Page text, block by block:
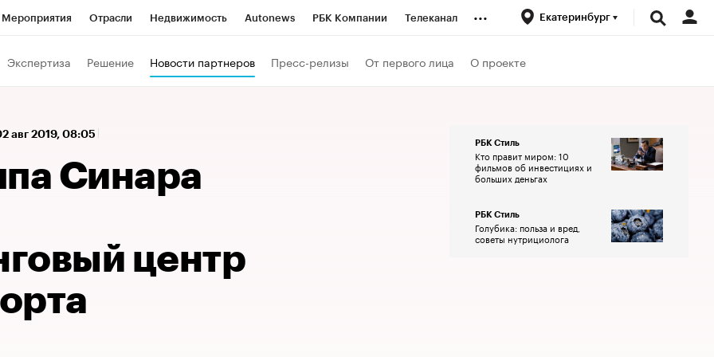
Мероприятия Отрасли Недвижимость Autonews РБК Компании Телеканал
Бизнес
... Екатеринбург
Экспертиза Решение Новости партнеров Пресс-релизы От первого лица О проекте
авг 2019, 08:05
Синара
центр
РБК Стиль
Кто правит миром: 10
фильмов об инвестициях и
больших деньгах
РБК Стиль
Голубика: польза и вред,
советы нутрициолога